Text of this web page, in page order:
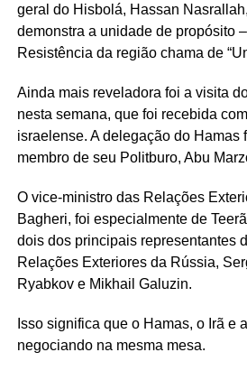
geral do Hisbolá, Hassan
demonstra a unidade de propósito
Resistência da região chama de
Ainda mais reveladora foi a visita
nesta semana, que foi recebida
israelense. A delegação do Hamas
membro de seu Politburo, Abu
O vice-ministro das Relações
Bagheri, foi especialmente de
dois dos principais representantes
Relações Exteriores da Rússia,
Ryabkov e Mikhail Galuzin.
Isso significa que o Hamas, o Irã e
negociando na mesma mesa.